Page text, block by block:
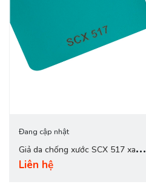
Đang cập nhật
Giả da chống xước SCX 517 xanh
ocean
Liên hệ